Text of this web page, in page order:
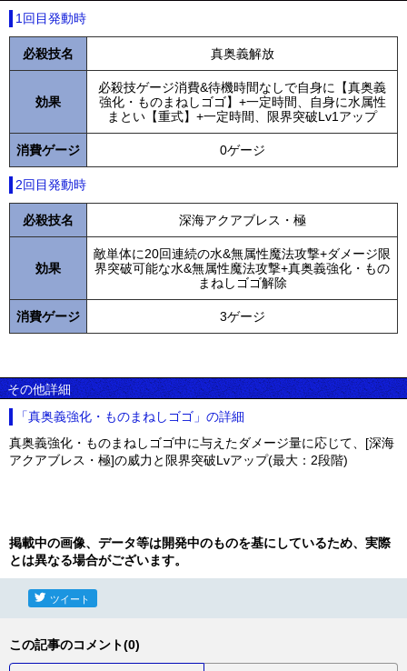
1回目発動時
必殺技名 真奥義解放
効果
必殺技ゲージ消費&待機時間なしで自身に【真奥義
強化・ものまねしゴゴ】+一定時間、自身に水属性
まとい【重式】+一定時間、限界突破Lv1アップ
消費ゲージ 0ゲージ
2回目発動時
必殺技名 深海アクアブレス・極
効果
敵単体に20回連続の水&無属性魔法攻撃+ダメージ限
界突破可能な水&無属性魔法攻撃+真奥義強化・もの
まねしゴゴ解除
消費ゲージ 3ゲージ
その他詳細
「真奥義強化・ものまねしゴゴ」の詳細
真奥義強化・ものまねしゴゴ中に与えたダメージ量に応じて、[深海
アクアブレス・極]の威力と限界突破Lvアップ(最大：2段階)
掲載中の画像、データ等は開発中のものを基にしているため、実際
とは異なる場合がございます。
ツイート
この記事のコメント(0)